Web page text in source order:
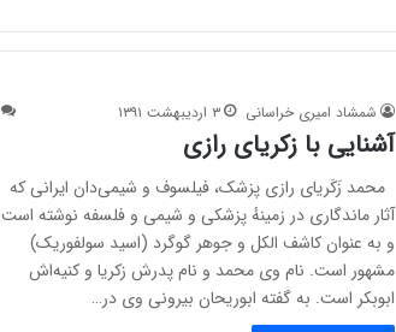
شمشاد امیری خراسانی ۳ اردیبهشت ۱۳۹۱
آشنایی با زکریای رازی
محمد زَکَریای رازی پزشک، فیلسوف و شیمی‌دان ایرانی که
آثار ماندگاری در زمینهٔ پزشکی و شیمی و فلسفه نوشته است
و به عنوان کاشف الکل و جوهر گوگرد (اسید سولفوریک)
مشهور است. نام وی محمد و نام پدرش زکریا و کنیه‌اش
ابوبکر است. به گفته ابوریحان بیرونی وی در…